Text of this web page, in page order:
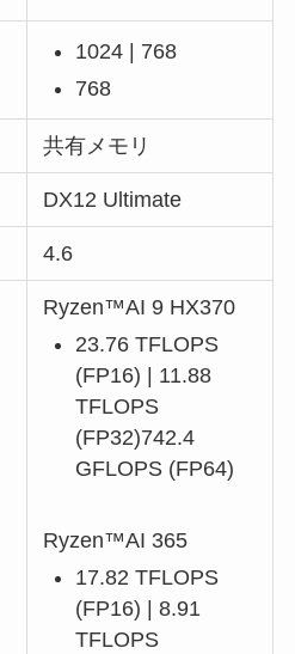
1024 | 768
768
共有メモリ
DX12 Ultimate
4.6
Ryzen™AI 9 HX370
23.76 TFLOPS
(FP16) | 11.88
TFLOPS
(FP32)742.4
GFLOPS (FP64)
Ryzen™AI 365
17.82 TFLOPS
(FP16) | 8.91
TFLOPS